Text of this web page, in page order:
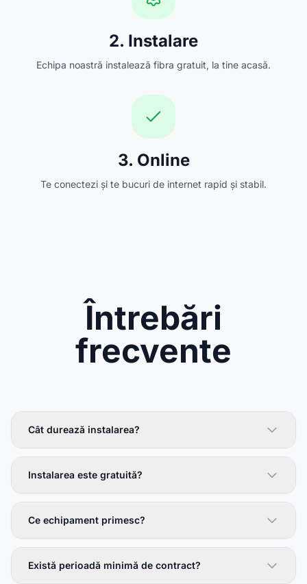
2. Instalare
Echipa noastră instalează fibra gratuit, la tine acasă.
3. Online
Te conectezi și te bucuri de internet rapid și stabil.
Întrebări
frecvente
Cât durează instalarea?
Instalarea este gratuită?
Ce echipament primesc?
Există perioadă minimă de contract?